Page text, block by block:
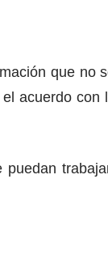
que no
acuerdo con